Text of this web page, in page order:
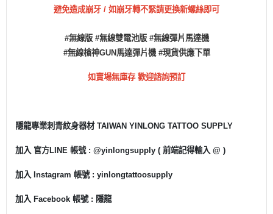
避免造成崩牙 / 如崩牙轉不緊請更換新螺絲即可
#無線版 #無線雙電池版 #無線彈片馬達機
#無線槍神GUN馬達彈片機 #現貨供應下單
如賣場無庫存 歡迎諮詢預訂
隱龍專業刺青紋身器材 TAIWAN YINLONG TATTOO SUPPLY
加入 官方LINE 帳號 : @yinlongsupply ( 前端記得輸入 @ )
加入 Instagram 帳號 : yinlongtattoosupply
加入 Facebook 帳號 : 隱龍